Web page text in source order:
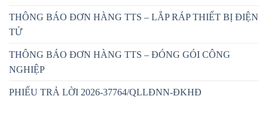
THÔNG BÁO ĐƠN HÀNG TTS – LẮP RÁP THIẾT BỊ ĐIỆN
TỬ
THÔNG BÁO ĐƠN HÀNG TTS – ĐÓNG GÓI CÔNG
NGHIỆP
PHIẾU TRẢ LỜI 2026-37764/QLLĐNN-ĐKHĐ